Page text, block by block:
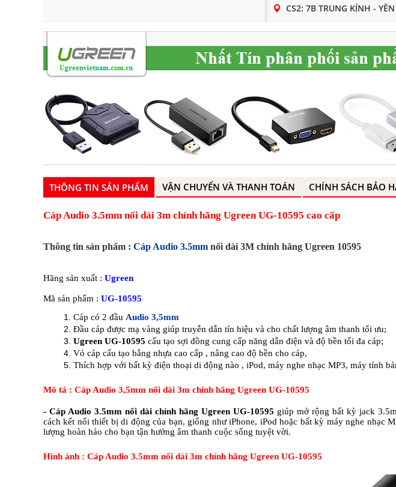
CS2: 7B TRUNG KÍNH -
THÔNG TIN SẢN PHẨM VẬN CHUYỂN VÀ THANH TOÁN CHÍNH SÁCH BẢO
Cáp Audio 3.5mm nối dài 3m chính hãng Ugreen UG-10595 cao cấp
Thông tin sản phẩm : Cáp Audio 3.5mm nối dài 3M chính hãng Ugreen 10595
Hãng sản xuất : Ugreen
Mã sản phẩm : UG-10595
Cáp có 2 đầu Audio 3,5mm
Đầu cáp được mạ vàng giúp truyễn dẫn tín hiệu và cho chất lượng âm thanh tối ưu;
Ugreen UG-10595 cấu tạo sợi đồng cung cấp năng dẫn điện và độ bền tối đa cáp;
Vỏ cáp cấu tạo bằng nhựa cao cấp , nâng cao độ bền cho cáp,
Thích hợp với bất kỳ điện thoại di động nào , iPod, máy nghe nhạc MP3, máy tính
Mô tả : Cáp Audio 3,5mm nối dài 3m chính hãng Ugreen UG-10595
- Cáp Audio 3.5mm nối dài chính hãng Ugreen UG-10595 giúp mở rộng bất kỳ jack
cách kết nối thiết bị di động của bạn, giống như iPhone, iPod hoặc bất kỳ máy nghe nhạc
lượng hoàn hảo cho bạn tận hưởng âm thanh cuộc sống tuyệt vời.
Hình ảnh : Cáp Audio 3.5mm nối dài 3m chính hãng Ugreen UG-10595